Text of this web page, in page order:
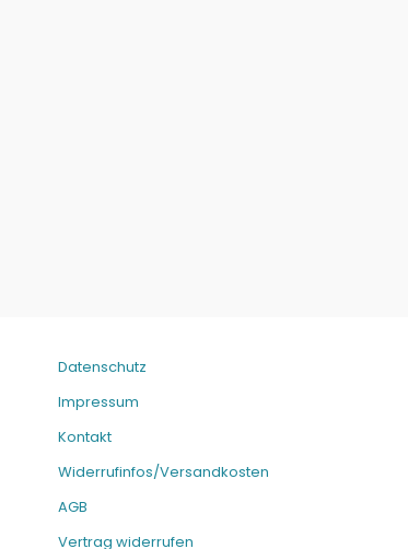
Datenschutz
Impressum
Kontakt
Widerrufinfos/Versandkosten
AGB
Vertrag widerrufen